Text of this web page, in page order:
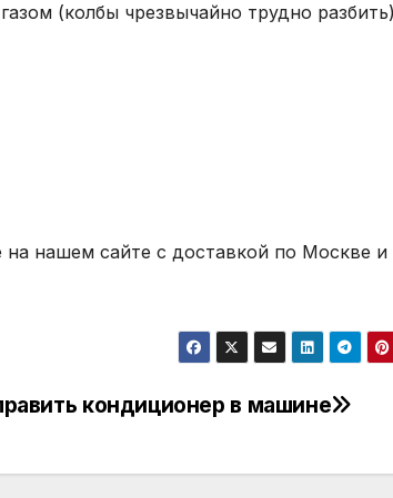
(колбы чрезвычайно трудно
нашем сайте с доставкой по Москве и
кондиционер в машине